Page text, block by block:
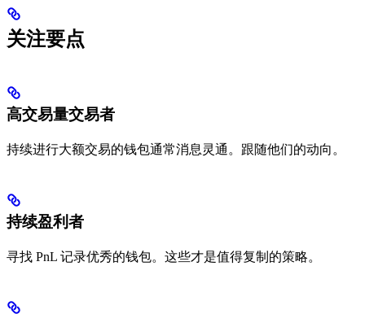
关注要点
高交易量交易者
持续进行大额交易的钱包通常消息灵通。跟随他们的动向。
持续盈利者
寻找 PnL 记录优秀的钱包。这些才是值得复制的策略。